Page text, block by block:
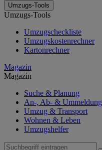
Umzugs-Tools
Umzugs-Tools
Umzugscheckliste
Umzugskostenrechner
Kartonrechner
Magazin
Magazin
Suche & Planung
An-, Ab- & Ummeldung
Umzug & Transport
Wohnen & Leben
Umzugshelfer